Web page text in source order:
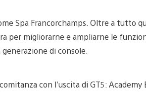
Spa Francorchamps. Oltre a tutto
per migliorarne e ampliarne le
di console.
con l’uscita di GT5: Academy